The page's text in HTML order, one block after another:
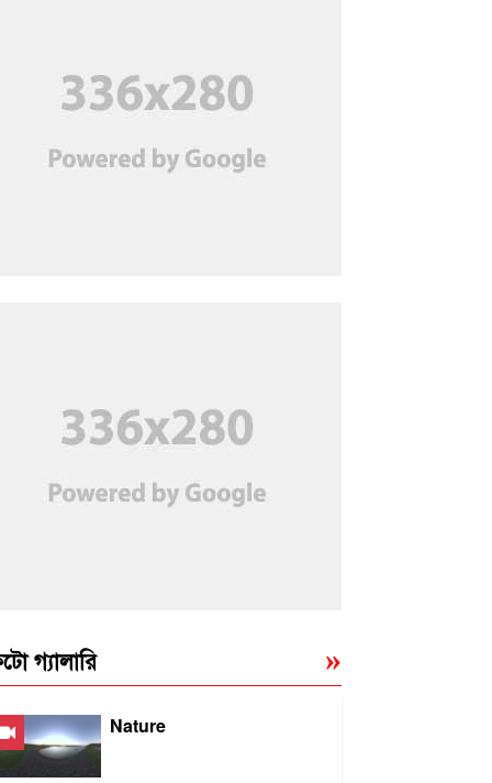
অতিরিক্ত বিলের অভিযোগ
‘অপপ্রচার’ বলছে বিদ্যুৎ বিভাগ
জুলাই মাসে পণ্য রপ্তানি বেড়েছে;
দুবাইয়ের কারাগার থেকে মুক্তি
পেলেন বেনজীর
গ্যালারি
Nature